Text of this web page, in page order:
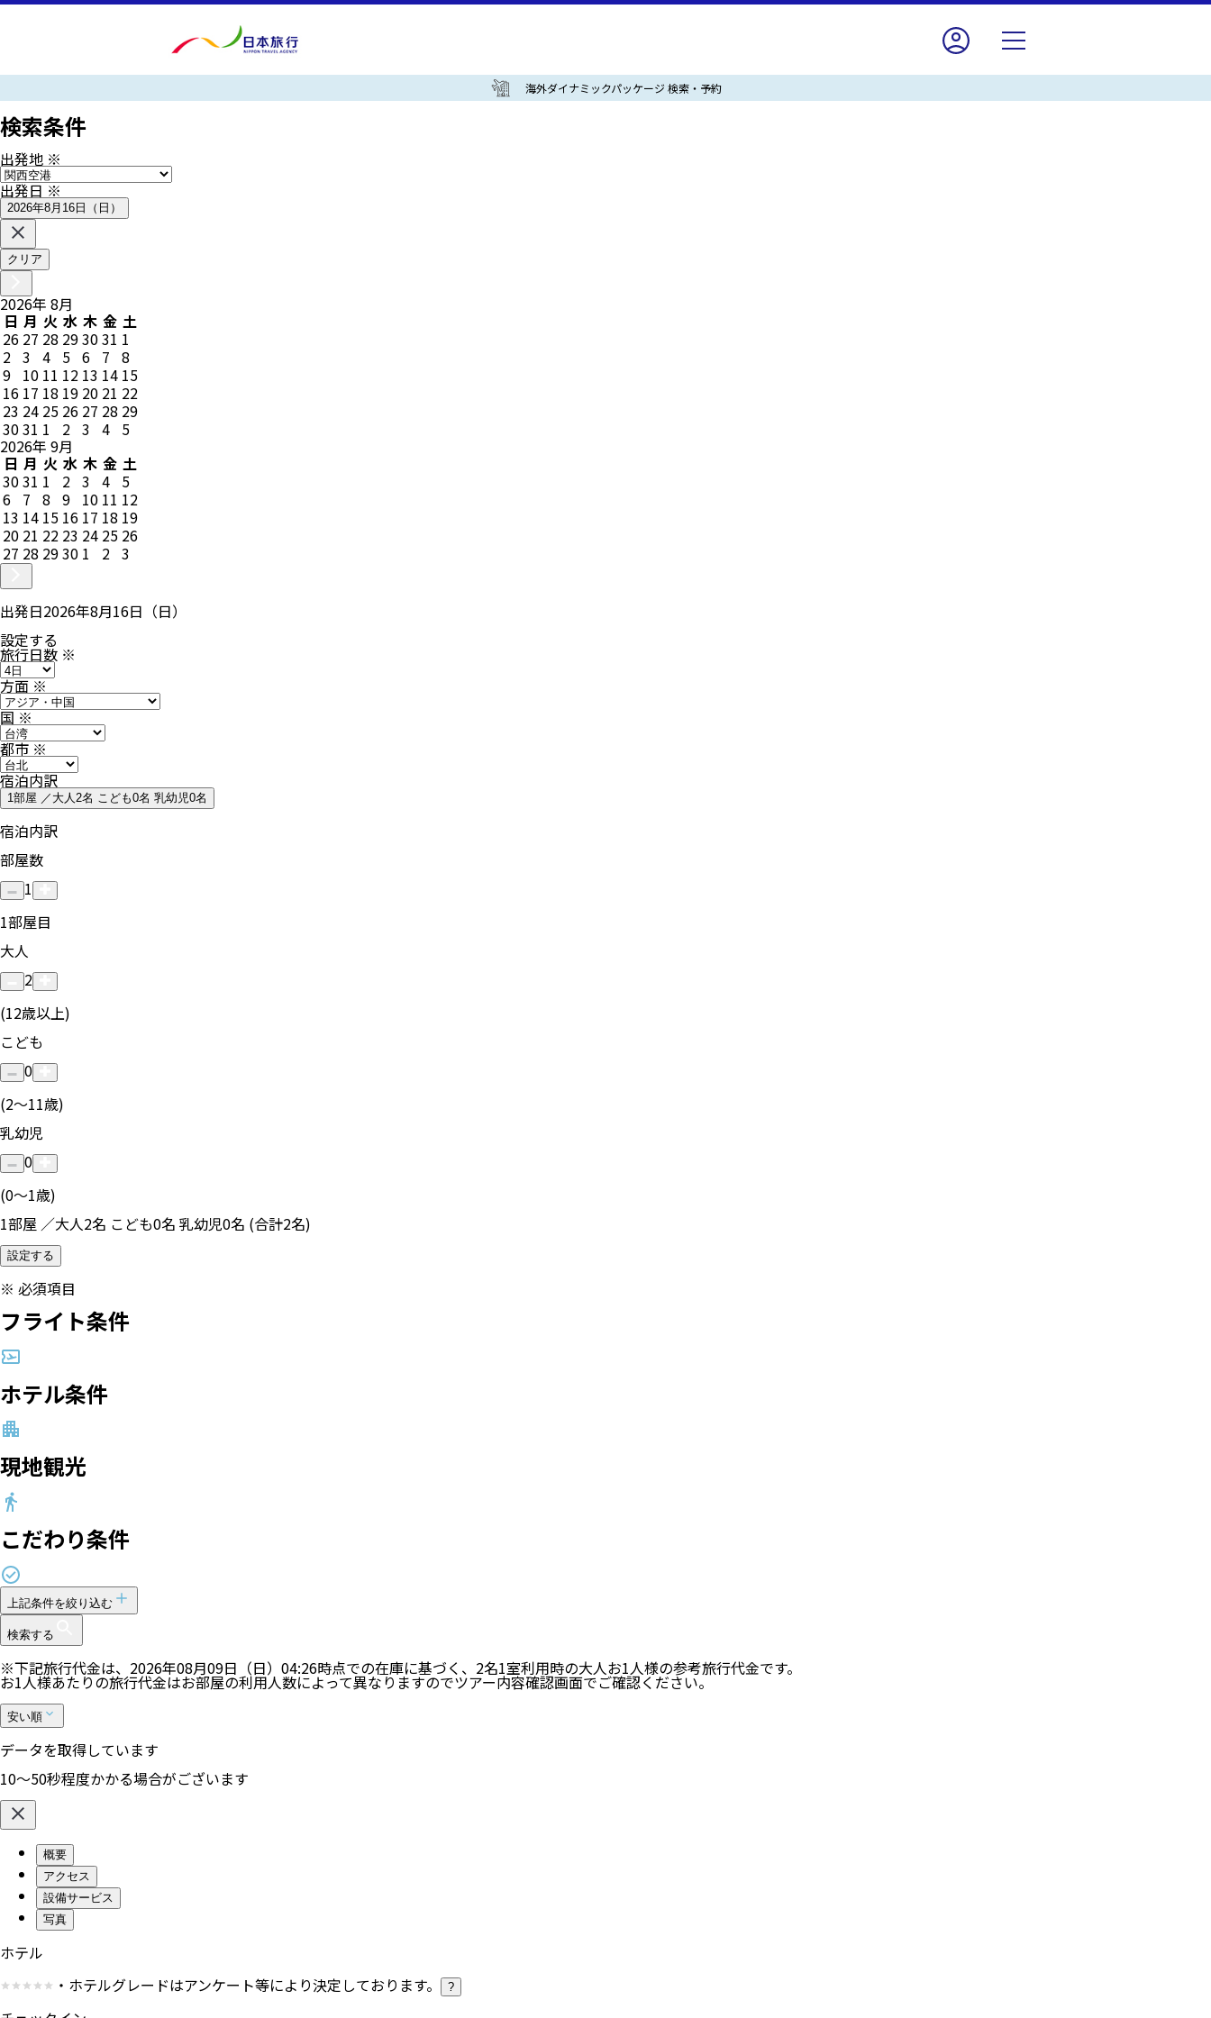
海外ダイナミックパッケージ 検索・予約
検索条件
出発地 ※
出発日※
2026年8月16日（日）
クリア
2026年 8月
日 月 火 水 木 金 土
26 27 28 293031 1
2 3 4 5 6 7 8
9 10 11 12 13 14 15
16 17 18 19 20 21 22
23 24 25 26 27 28 29
3031 1 2 3 4 5
2026年 9月
日 月 火 水 木 金 土
3031 1 2 3 4 5
6 7 8 9 10 11 12
13 14 15 16 17 18 19
20 21 22 23 24 25 26
27 28 2930 1 2 3
出発日2026年8月16日（日）
設定する
旅行日数 ※
方面※
国※
都市※
宿泊内訳
1部屋 ／大人2名 こども0名 乳幼児0名
宿泊内訳
部屋数
1
1部屋目
大人
2
(12歳以上)
こども
0
(2〜11歳)
乳幼児
0
(0〜1歳)
1部屋 ／大人2名 こども0名 乳幼児0名 (合計2名)
設定する
※ 必須項目
フライト条件
ホテル条件
現地観光
こだわり条件
上記条件を絞り込む
検索する
※下記旅行代金は、 2026年08月09日（日）04:26時点での在庫に基づく、 2名1室利用時の大人お1人様の参考旅行代金です。
お1人様あたりの旅行代金はお部屋の利用人数によって異なりますのでツアー内容確認画面でご確認ください。
安い順
データを取得しています
10〜50秒程度かかる場合がございます
概要
アクセス
設備サービス
写真
ホテル
・ホテルグレードはアンケート等により決定しております。
?